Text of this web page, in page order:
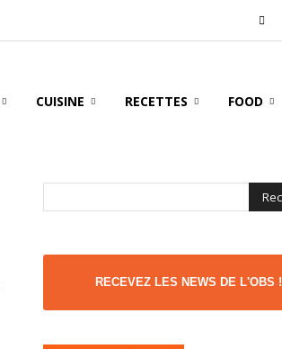
CUISINE RECETTES FOOD
RECEVEZ LES NEWS DE L'OBS !